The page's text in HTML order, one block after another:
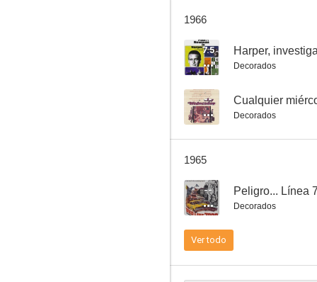
5.0
1966
7.5 Harper,
Decorados
-- Cualquier
Decorados
1965
-- Peligro... Línea
Decorados
Ver todo